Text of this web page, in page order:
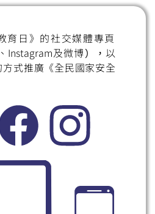
育日》的社交媒體專頁
Instagram及微博），以
式推廣《全民國家安全
交媒體，緊貼最新資訊！